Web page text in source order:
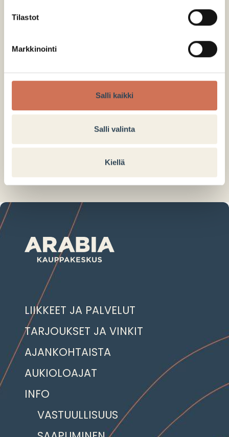
Tilastot
Markkinointi
Salli kaikki
Salli valinta
Kiellä
LIIKKEET JA PALVELUT
TARJOUKSET JA VINKIT
AJANKOHTAISTA
AUKIOLOAJAT
INFO
VASTUULLISUUS